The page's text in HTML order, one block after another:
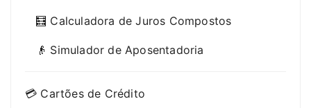
🧮 Calculadora de Juros Compostos
👴 Simulador de Aposentadoria
💳 Cartões de Crédito